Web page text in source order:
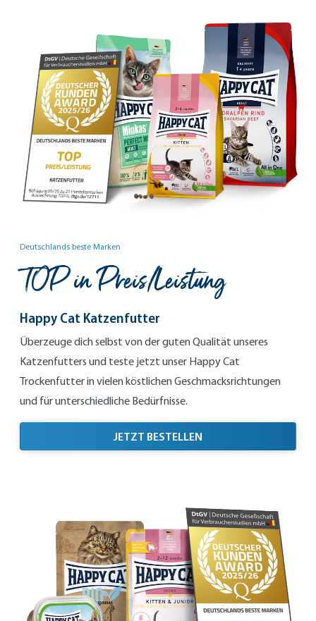
Deutschlands beste Marken
TOP in Preis/Leistung
Happy Cat Katzenfutter
Überzeuge dich selbst von der guten Qualität unseres
Katzenfutters und teste jetzt unser Happy Cat
Trockenfutter in vielen köstlichen Geschmacksrichtungen
und für unterschiedliche Bedürfnisse.
JETZT BESTELLEN